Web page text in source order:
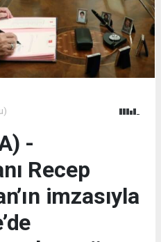
-
Recep
imzasıyla